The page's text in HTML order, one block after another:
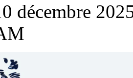
décembre